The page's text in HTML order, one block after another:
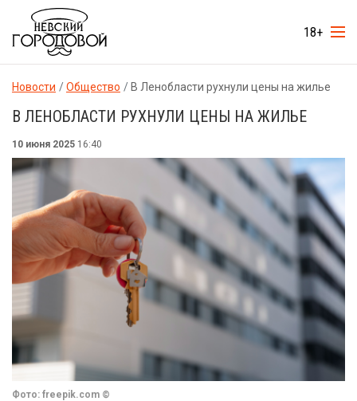
18+
Новости Общество В Ленобласти рухнули цены на жилье
В ЛЕНОБЛАСТИ РУХНУЛИ ЦЕНЫ НА ЖИЛЬЕ
10 июня 2025 16:40
Фото: freepik.com ©